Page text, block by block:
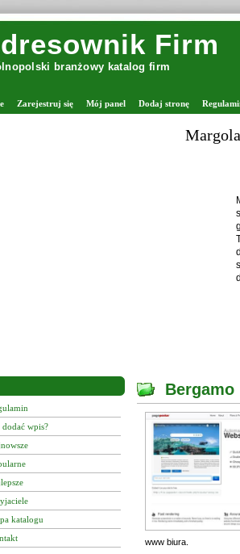
Firm
branżowy katalog firm
Zarejestruj się Mój panel Dodaj stronę
dodać wpis?
katalogu
Bergamo
www biura.